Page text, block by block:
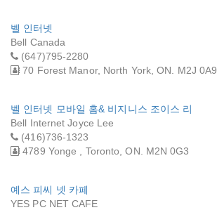
벨 인터넷
Bell Canada
(647)795-2280
70 Forest Manor, North York, ON. M2J 0A9
벨 인터넷 모바일 홈& 비지니스 조이스 리
Bell Internet Joyce Lee
(416)736-1323
4789 Yonge , Toronto, ON. M2N 0G3
예스 피씨 넷 카페
YES PC NET CAFE